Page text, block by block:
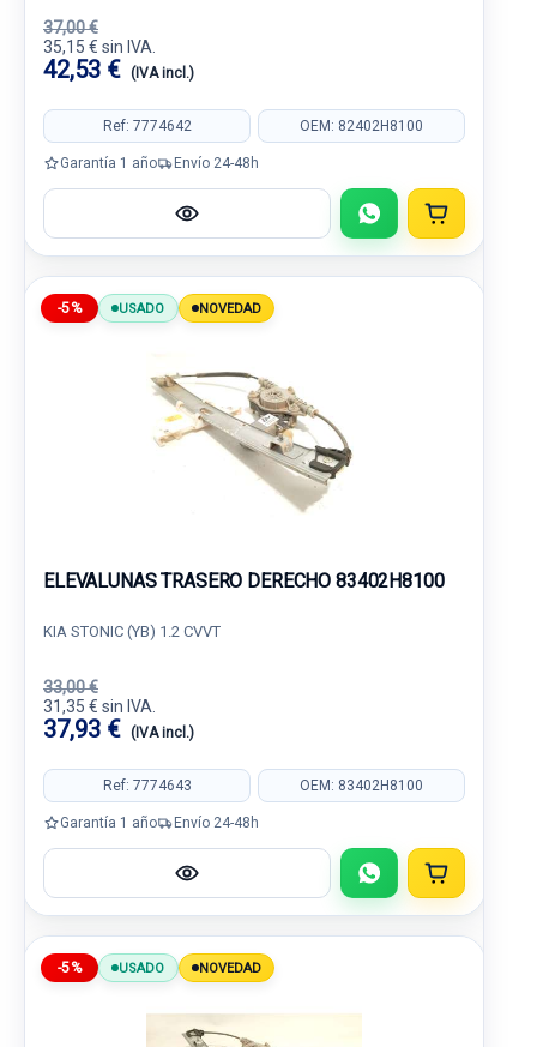
37,00 €
35,15 € sin IVA.
42,53 € (IVA incl.)
Ref: 7774642 OEM: 82402H8100
Garantía 1 año Envío 24-48h
-5% USADO NOVEDAD
ELEVALUNAS TRASERO DERECHO 83402H8100
KIA STONIC (YB) 1.2 CVVT
33,00 €
31,35 € sin IVA.
37,93 € (IVA incl.)
Ref: 7774643 OEM: 83402H8100
Garantía 1 año Envío 24-48h
-5% USADO NOVEDAD